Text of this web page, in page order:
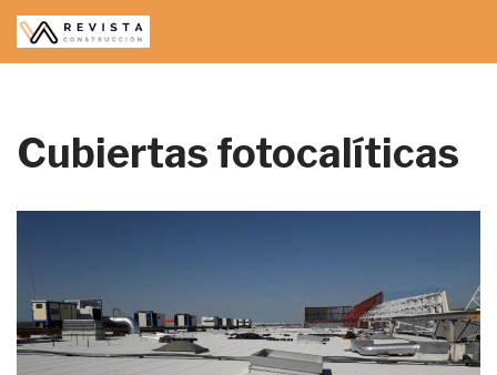
Saltar
Cubiertas fotocalíticas